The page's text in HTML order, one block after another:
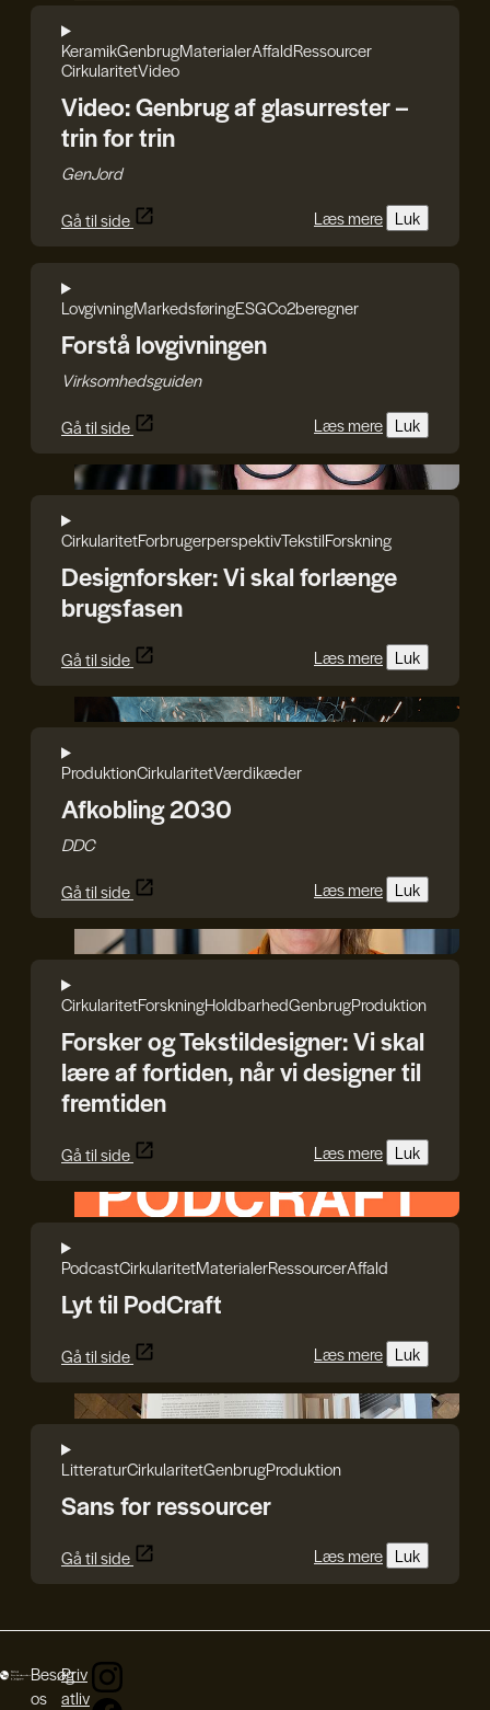
KeramikGenbrugMaterialerAffaldRessourcer
CirkularitetVideo
Video: Genbrug af glasurrester –
trin for trin
GenJord
Gå til side
Læs mere Luk
LovgivningMarkedsføringESGCo2beregner
Forstå lovgivningen
Virksomhedsguiden
Gå til side
Læs mere Luk
Iryna Kucher
CirkularitetForbrugerperspektivTekstilForskning
Designforsker: Vi skal forlænge
brugsfasen
Gå til side Læs mere Luk
ProduktionCirkularitetVærdikæder
Afkobling 2030
DDC
Gå til side
Læs mere Luk
Rasmus Blicher
CirkularitetForskningHoldbarhedGenbrugProduktion
Forsker og Tekstildesigner: Vi skal
lære af fortiden, når vi designer til
fremtiden
Gå til side Læs mere Luk
HEPHAESTUS
PodcastCirkularitetMaterialerRessourcerAffald
Lyt til PodCraft
Gå til side Læs mere Luk
Reshape Waste
LitteraturCirkularitetGenbrugProduktion
Sans for ressourcer
Gå til side Læs mere Luk
Besøg
os
Priv
atliv